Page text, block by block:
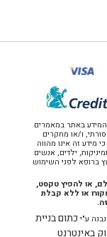
באתר במאמרים
ו/או מחקרים
מידע זה אינו מהווה
ילדים, אנשים
ברופא לפני השימוש
או להפיץ טקסט,
או ללא קבלת
ע"יכתום בניית
באינטרנט